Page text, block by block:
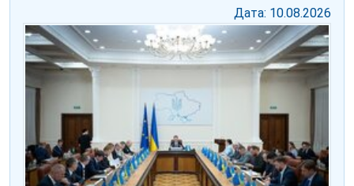
Дата: 10.08.2026